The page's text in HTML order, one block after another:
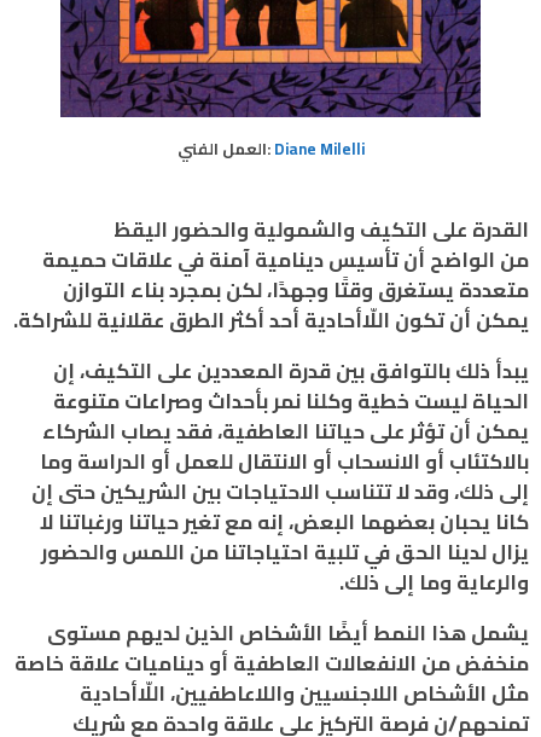
Diane Milelli:العمل الفني
القدرة على التكيف والشمولية والحضور اليقظ
من الواضح أن تأسيس دينامية آمنة في علاقات حميمة
متعددة يستغرق وقتًا وجهدًا، لكن بمجرد بناء التوازن
يمكن أن تكون اللّاأحادية أحد أكثر الطرق عقلانية للشراكة.
يبدأ ذلك بالتوافق بين قدرة المعددين على التكيف، إن
الحياة ليست خطية وكلنا نمر بأحداث وصراعات متنوعة
يمكن أن تؤثر على حياتنا العاطفية، فقد يصاب الشركاء
بالاكتئاب أو الانسحاب أو الانتقال للعمل أو الدراسة وما
إلى ذلك، وقد لا تتناسب الاحتياجات بين الشريكين حتى إن
كانا يحبان بعضهما البعض، إنه مع تغير حياتنا ورغباتنا لا
يزال لدينا الحق في تلبية احتياجاتنا من اللمس والحضور
والرعاية وما إلى ذلك.
يشمل هذا النمط أيضًا الأشخاص الذين لديهم مستوى
منخفض من الانفعالات العاطفية أو ديناميات علاقة خاصة
مثل الأشخاص اللاجنسيين واللاعاطفيين، اللّاأحادية
تمنحهم/ن فرصة التركيز على علاقة واحدة مع شريك